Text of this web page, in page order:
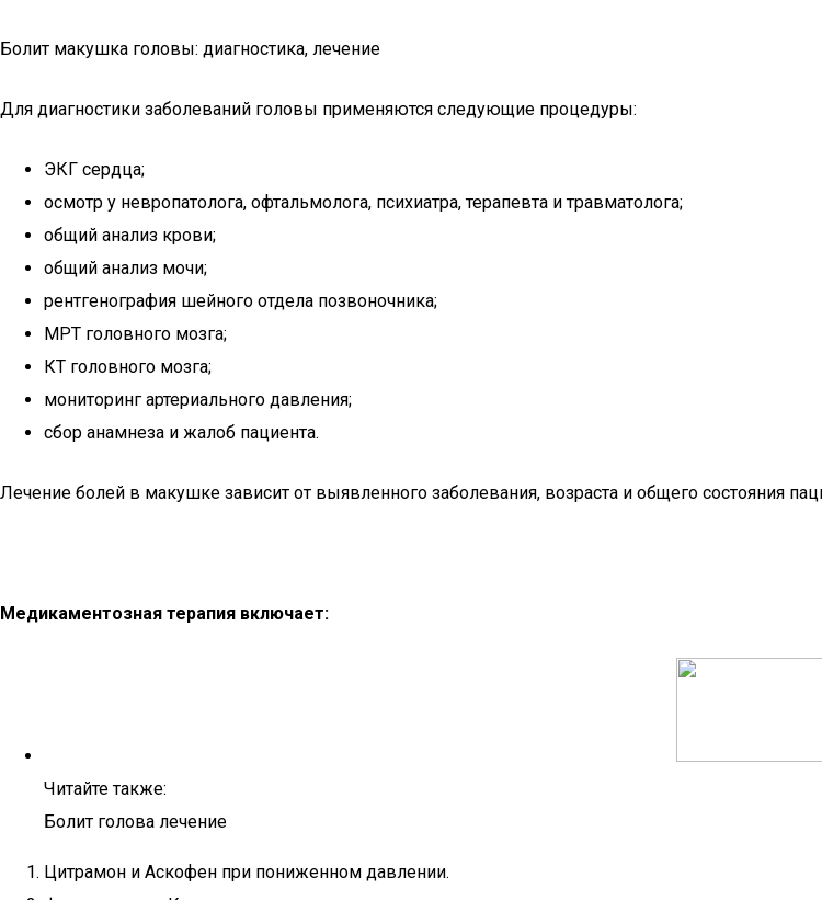
Болит макушка головы: диагностика, лечение
Для диагностики заболеваний головы применяются следующие процедуры:
ЭКГ сердца;
осмотр у невропатолога, офтальмолога, психиатра, терапевта и травматолога;
общий анализ крови;
общий анализ мочи;
рентгенография шейного отдела позвоночника;
МРТ головного мозга;
КТ головного мозга;
мониторинг артериального давления;
сбор анамнеза и жалоб пациента.
Лечение болей в макушке зависит от выявленного заболевания, возраста и общего состояния
Медикаментозная терапия включает:
Читайте также:
Болит голова лечение
Цитрамон и Аскофен при пониженном давлении.